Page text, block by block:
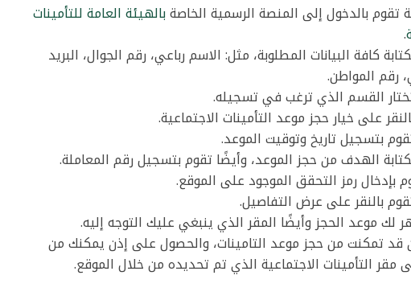
تقوم بالدخول إلى المنصة الرسمية الخاصةبالهيئة العامة للتأمينات
.
كافة البيانات المطلوبة، مثل: الاسم رباعي، رقم الجوال، البريد
رقم المواطن.
القسم الذي ترغب في تسجيله.
على خيار حجز موعد التأمينات الاجتماعية.
بتسجيل تاريخ وتوقيت الموعد.
الهدف من حجز الموعد، وأيضًا تقوم بتسجيل رقم المعاملة.
بإدخال رمز التحقق الموجود على الموقع.
بالنقر على عرض التفاصيل.
موعد الحجز وأيضًا المقر الذي ينبغي عليك التوجه إليه.
قد تمكنت من حجز موعد التامينات، والحصول على إذن يمكنك من
مقر التأمينات الاجتماعية الذي تم تحديده من خلال الموقع.